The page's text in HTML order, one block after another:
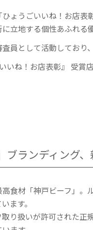
ょうごいいね！お店表
立地する個性あふれる
員として活動しており
いね！お店表彰』 受賞
ブランディング
食材「神戸ビーフ」
ます。
り扱いが許可された